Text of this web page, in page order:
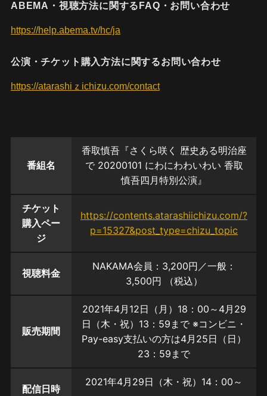
ABEMA・視聴方法に関するFAQ・お問い合わせ
https://help.abema.tv/hc/ja
公演・チケット購入方法に関するお問い合わせ
https://atarashiｚichizu.com/contact